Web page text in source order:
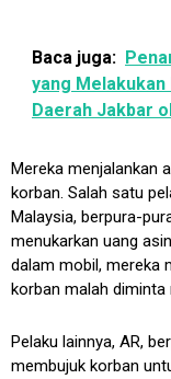
Baca juga:
yang
Daerah Jakbar
Mereka menjalankan
korban. Salah satu
Malaysia, berpura-
menukarkan uang
dalam mobil, mereka
korban malah diminta
Pelaku lainnya, AR,
membujuk korban